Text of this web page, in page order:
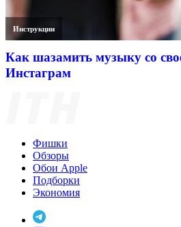
Инструкции
Как шазамить музыку со
Инстаграм
Фишки
Обзоры
Обои Apple
Подборки
Экономия